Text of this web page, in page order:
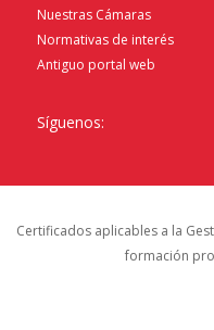
Nuestras Cámaras
Normativas de interés
Antiguo portal web
Síguenos:
Certificados aplicables a la
formación